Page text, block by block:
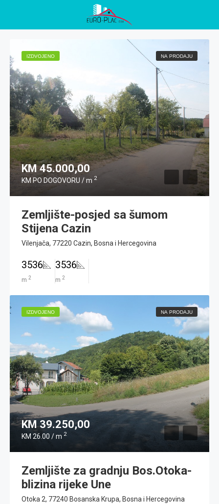
IZDVOJENO NA PRODAJU
KM 45.000,00
KM PO DOGOVORU / m 2
Zemljište-posjed sa šumom
Stijena Cazin
Vilenjača, 77220 Cazin, Bosna i Hercegovina
3536
m 2
3536
m 2
IZDVOJENO NA PRODAJU
KM 39.250,00
KM 26.00 / m 2
Zemljište za gradnju Bos.Otoka-
blizina rijeke Une
Otoka 2, 77240 Bosanska Krupa, Bosna i Hercegovina